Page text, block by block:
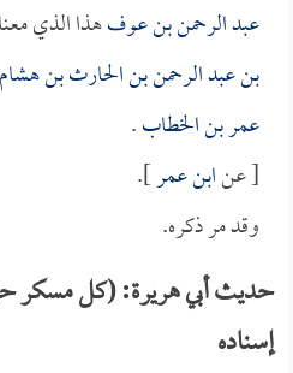
عبد الرحمن بن عوفهذا الذي
بن عبد الرحمن بن الحارث بن هشام
عمر بن الخطاب.
[ عنابن عمر].
وقد مر ذكره.
حديث أبي هريرة: (كل مسكر
إسناده